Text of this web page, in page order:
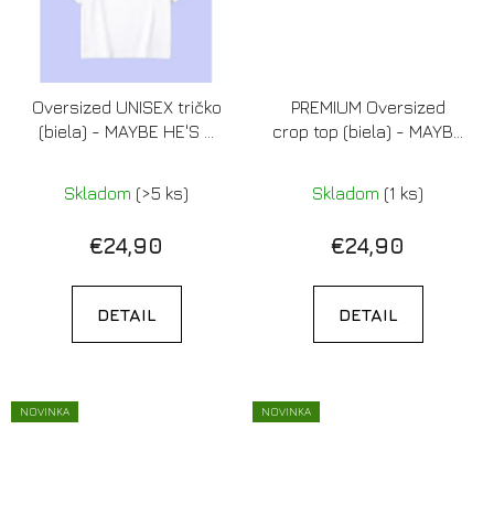
Oversized UNISEX tričko
(biela) - MAYBE HE'S A
Skladom (>5 ks)
€24,90
DETAIL
PREMIUM Oversized
crop top (biela) - MAYBE
Skladom (1 ks)
€24,90
DETAIL
NOVINKA NOVINKA